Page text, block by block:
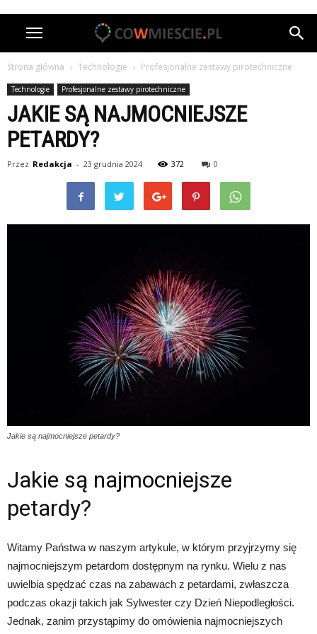
Strona główna Technologie Profesjonalne zestawy pirotechniczne
Technologie Profesjonalne zestawy pirotechniczne
JAKIE SĄ NAJMOCNIEJSZE
PETARDY?
Przez Redakcja - 23 grudnia 2024 372 0
Jakie są najmocniejsze petardy?
Jakie są najmocniejsze
petardy?
Witamy Państwa w naszym artykule, w którym przyjrzymy się
najmocniejszym petardom dostępnym na rynku. Wielu z nas
uwielbia spędzać czas na zabawach z petardami, zwłaszcza
podczas okazji takich jak Sylwester czy Dzień Niepodległości.
Jednak, zanim przystąpimy do omówienia najmocniejszych